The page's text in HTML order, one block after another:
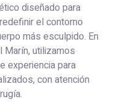
diseñado para
el contorno
más esculpido. En
Marín, utilizamos
experiencia para
con atención